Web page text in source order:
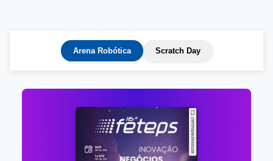
Arena Robótica Scratch Day